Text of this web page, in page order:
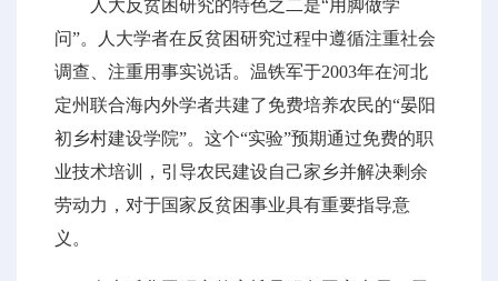
人大反贫困研究的特色之二是“用脚做学
问”。人大学者在反贫困研究过程中遵循注重社会
调查、注重用事实说话。温铁军于2003年在河北
定州联合海内外学者共建了免费培养农民的“晏阳
初乡村建设学院”。这个“实验”预期通过免费的职
业技术培训，引导农民建设自己家乡并解决剩余
劳动力，对于国家反贫困事业具有重要指导意
义。